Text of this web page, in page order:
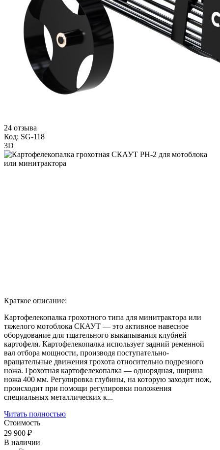
24 отзыва
Код: SG-118
3D
Краткое описание:
Картофелекопалка грохотного типа для минитрактора или
тяжелого мотоблока СКАУТ — это активное навесное
оборудование для тщательного выкапывания клубней
картофеля. Картофелекопалка использует задний ременной
вал отбора мощности, производя поступательно-
вращательные движения грохота относительно подрезного
ножа. Грохотная картофелекопалка — однорядная, ширина
ножа 400 мм. Регулировка глубины, на которую заходит нож,
происходит при помощи регулировки положения
специальных металлических к...
Читать полностью
Стоимость
29 900 ₽
В наличии